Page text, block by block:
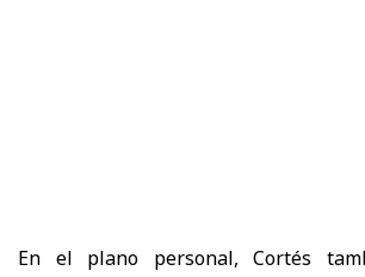
En el plano personal, Cortés